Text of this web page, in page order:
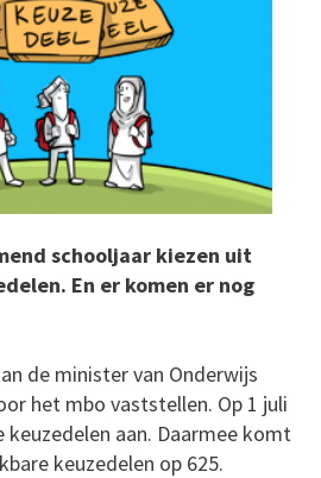
schooljaar kiezen uit
En er komen er nog
de minister van Onderwijs
het mbo vaststellen. Op 1 juli
keuzedelen aan. Daarmee komt
keuzedelen op 625.